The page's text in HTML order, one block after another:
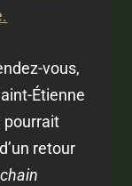
vous,
Étienne
pourrait
retour